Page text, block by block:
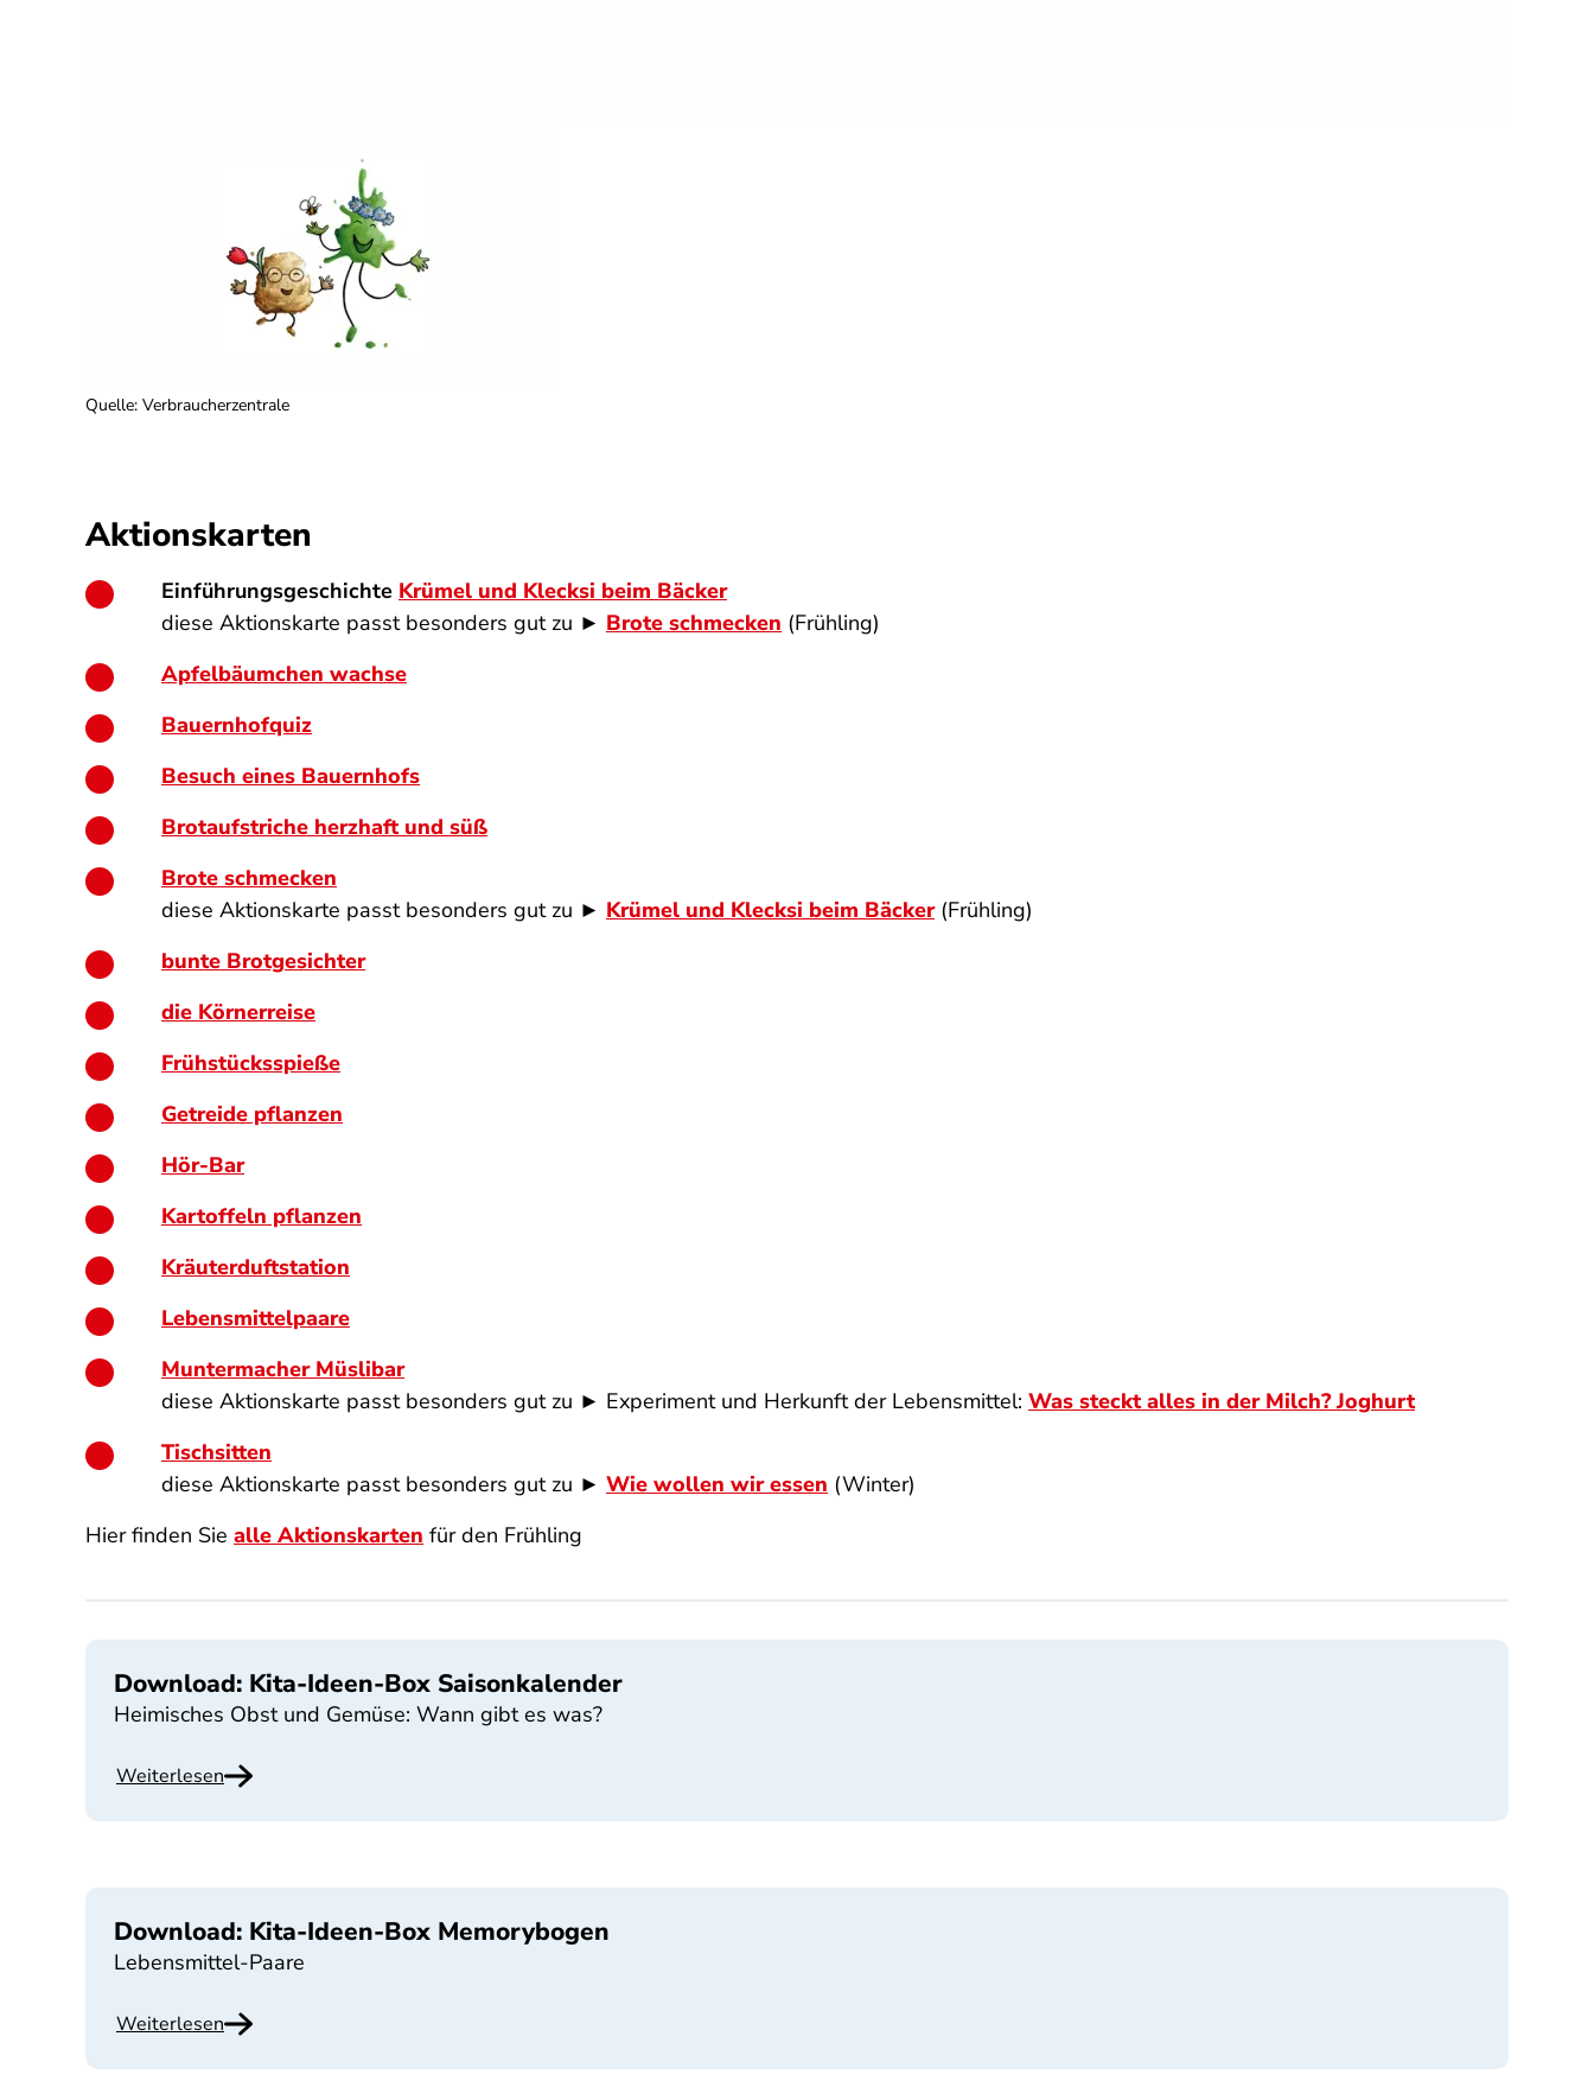
Quelle: Verbraucherzentrale
Aktionskarten
Einführungsgeschichte Krümel und Klecksi beim Bäcker
diese Aktionskarte passt besonders gut zu ► Brote schmecken (Frühling)
Apfelbäumchen wachse
Bauernhofquiz
Besuch eines Bauernhofs
Brotaufstriche herzhaft und süß
Brote schmecken
diese Aktionskarte passt besonders gut zu ► Krümel und Klecksi beim Bäcker (Frühling)
bunte Brotgesichter
die Körnerreise
Frühstücksspieße
Getreide pflanzen
Hör-Bar
Kartoffeln pflanzen
Kräuterduftstation
Lebensmittelpaare
Muntermacher Müslibar
diese Aktionskarte passt besonders gut zu ► Experiment und Herkunft der Lebensmittel: Was steckt alles in der Milch? Joghurt
Tischsitten
diese Aktionskarte passt besonders gut zu ► Wie wollen wir essen (Winter)
Hier finden Sie alle Aktionskarten für den Frühling
Download: Kita-Ideen-Box Saisonkalender
Heimisches Obst und Gemüse: Wann gibt es was?
Weiterlesen
Download: Kita-Ideen-Box Memorybogen
Lebensmittel-Paare
Weiterlesen